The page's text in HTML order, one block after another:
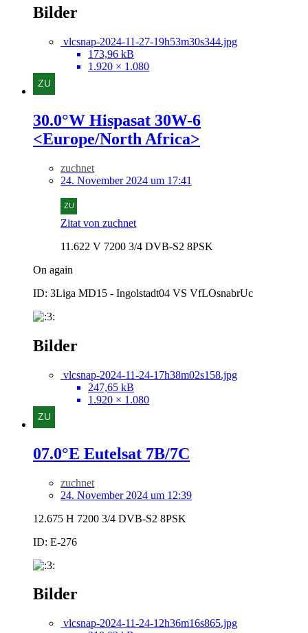
Bilder
vlcsnap-2024-11-27-19h53m30s344.jpg
173,96 kB
1.920 × 1.080
30.0°W Hispasat 30W-6
<Europe/North Africa>
zuchnet
24. November 2024 um 17:41
Zitat von zuchnet
11.622 V 7200 3/4 DVB-S2 8PSK
On again
ID: 3Liga MD15 - Ingolstadt04 VS VfLOsnabrUc
Bilder
vlcsnap-2024-11-24-17h38m02s158.jpg
247,65 kB
1.920 × 1.080
07.0°E Eutelsat 7B/7C
zuchnet
24. November 2024 um 12:39
12.675 H 7200 3/4 DVB-S2 8PSK
ID: E-276
Bilder
vlcsnap-2024-11-24-12h36m16s865.jpg